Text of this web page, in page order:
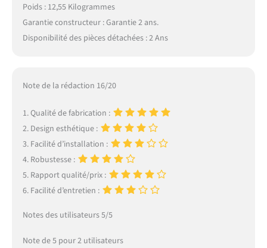
Poids : 12,55 Kilogrammes
Garantie constructeur : Garantie 2 ans.
Disponibilité des pièces détachées : 2 Ans
Note de la rédaction 16/20
1. Qualité de fabrication :
2. Design esthétique :
3. Facilité d’installation :
4. Robustesse :
5. Rapport qualité/prix :
6. Facilité d’entretien :
Notes des utilisateurs 5/5
Note de 5 pour 2 utilisateurs